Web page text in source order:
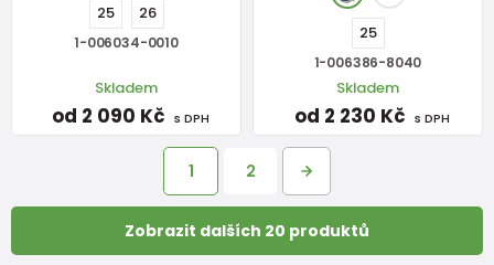
25 26
1-006034-0010
Skladem
od 2 090 Kč s DPH
25
1-006386-8040
Skladem
od 2 230 Kč s DPH
1 2
Zobrazit dalších 20 produktů